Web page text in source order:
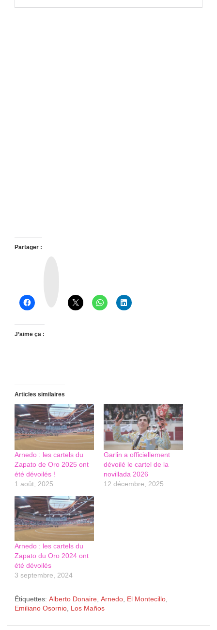
Partager :
J’aime ça :
Articles similaires
Arnedo : les cartels du
Zapato de Oro 2025 ont
été dévoilés !
1 août, 2025
Garlin a officiellement
dévoilé le cartel de la
novillada 2026
12 décembre, 2025
Arnedo : les cartels du
Zapato du Oro 2024 ont
été dévoilés
3 septembre, 2024
Étiquettes: Alberto Donaire, Arnedo, El Montecillo,
Emiliano Osornio, Los Maños